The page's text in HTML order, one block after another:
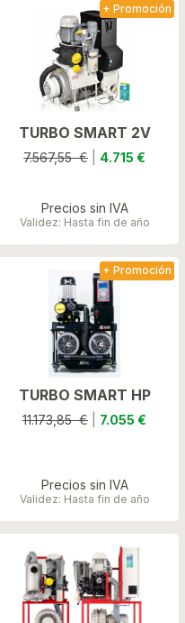
TURBO SMART 2V
7.567,55 € 4.715 €
Precios sin IVA
Validez: Hasta fin de año
+ Promoción
TURBO SMART HP
11.173,85 € 7.055 €
Precios sin IVA
Validez: Hasta fin de año
+ Promoción